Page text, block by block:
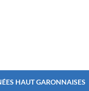
HAUT GARONNAISES